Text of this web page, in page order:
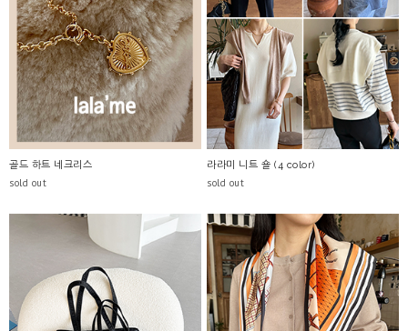
골드 하트 네크리스
sold out
라라미 니트 숄 (4 color)
sold out